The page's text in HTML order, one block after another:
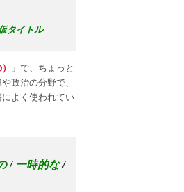
タイトル
」で、ちょっと
政治の分野で、
よく使われてい
/ 一時的な/